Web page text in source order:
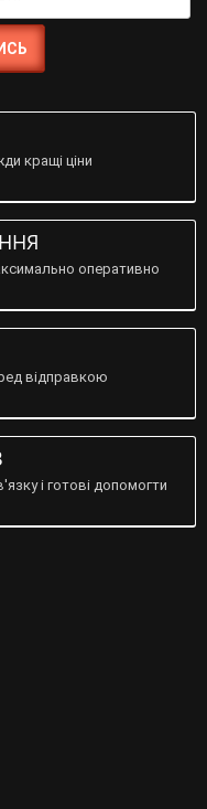
кращі ціни
оперативно
відправкою
і готові допомогти